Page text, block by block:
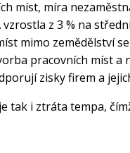
míst, míra
z 3 % na
mimo zemědělství
pracovních míst
zisky firem a
tak i ztráta tempa,